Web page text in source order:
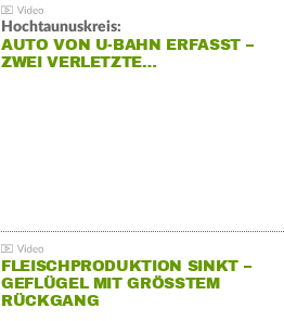
Hochtaunuskreis:
AUTO VON U-BAHN ERFASST –
ZWEI VERLETZTE…
FLEISCHPRODUKTION SINKT –
GEFLÜGEL MIT GRÖSSTEM R
ÜCKGANG